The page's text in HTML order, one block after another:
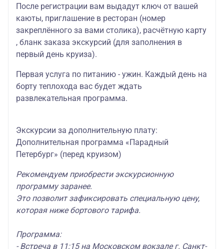
После регистрации вам выдадут ключ от вашей
каюты, приглашение в ресторан (номер
закреплённого за вами столика), расчётную карту
, бланк заказа экскурсий (для заполнения в
первый день круиза).
Первая услуга по питанию - ужин. Каждый день на
борту теплохода вас будет ждать
развлекательная программа.
Экскурсии за дополнительную плату:
Дополнительная программа «Парадный
Петербург» (перед круизом)
Рекомендуем приобрести экскурсионную
программу заранее.
Это позволит зафиксировать специальную цену,
которая ниже бортового тарифа.
Программа:
- Встреча в 11:15 на Московском вокзале г. Санкт-